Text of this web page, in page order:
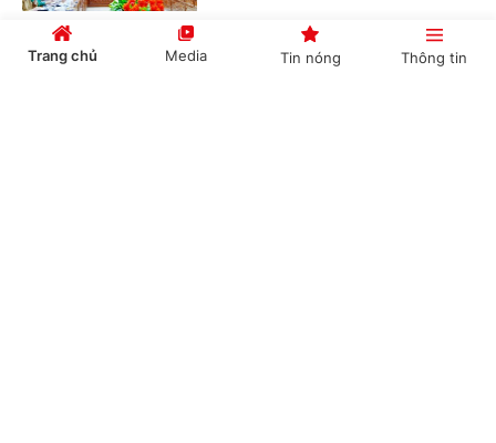
Trang chủ Media Tin nóng Thông tin